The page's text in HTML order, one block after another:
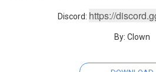
Discord: https://
By: Clown